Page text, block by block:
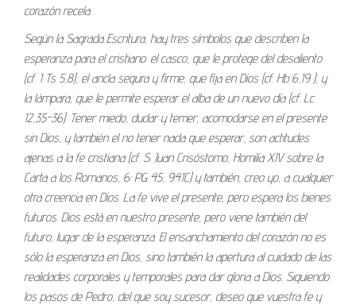
corazón recela.
Según la Sagrada Escritura, hay tres símbolos que describen la
esperanza para el cristiano: el casco, que le protege del desaliento
(cf. 1 Ts 5,8), el ancla segura y firme, que fija en Dios (cf. Hb 6,19 ), y
la lámpara, que le permite esperar el alba de un nuevo día (cf. Lc
12,35-36). Tener miedo, dudar y temer, acomodarse en el presente
sin Dios, y también el no tener nada que esperar, son actitudes
ajenas a la fe cristiana (cf. S. Juan Crisóstomo, Homilía XIV sobre la
Carta a los Romanos, 6: PG 45, 941C) y también, creo yo, a cualquier
otra creencia en Dios. La fe vive el presente, pero espera los bienes
futuros. Dios está en nuestro presente, pero viene también del
futuro, lugar de la esperanza. El ensanchamiento del corazón no es
sólo la esperanza en Dios, sino también la apertura al cuidado de las
realidades corporales y temporales para dar gloria a Dios. Siguiendo
los pasos de Pedro, del que soy sucesor, deseo que vuestra fe y